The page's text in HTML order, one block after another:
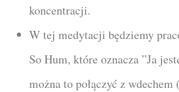
koncentracji.
W tej medytacji będziemy
So Hum, które oznacza ”Ja
można to połączyć z wdechem